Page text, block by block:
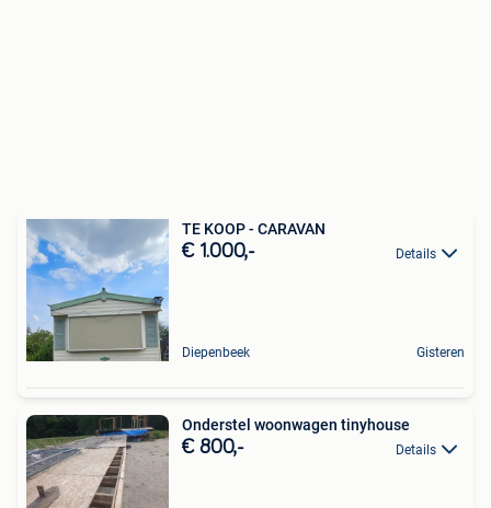
TE KOOP - CARAVAN
€ 1.000,- Details
Diepenbeek Gisteren
Onderstel woonwagen tinyhouse
€ 800,- Details